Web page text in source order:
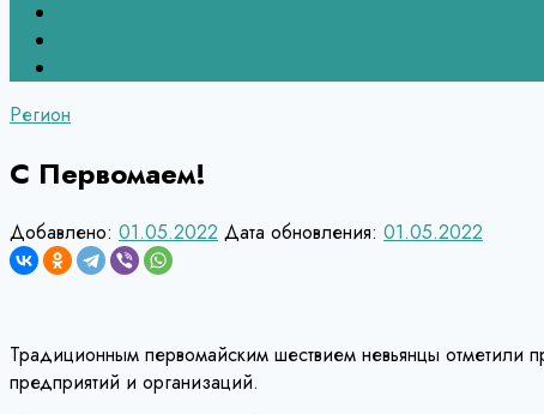
Регион
С Первомаем!
Добавлено: 01.05.2022 Дата обновления: 01.05.2022
Традиционным первомайским шествием невьянцы
предприятий и организаций.